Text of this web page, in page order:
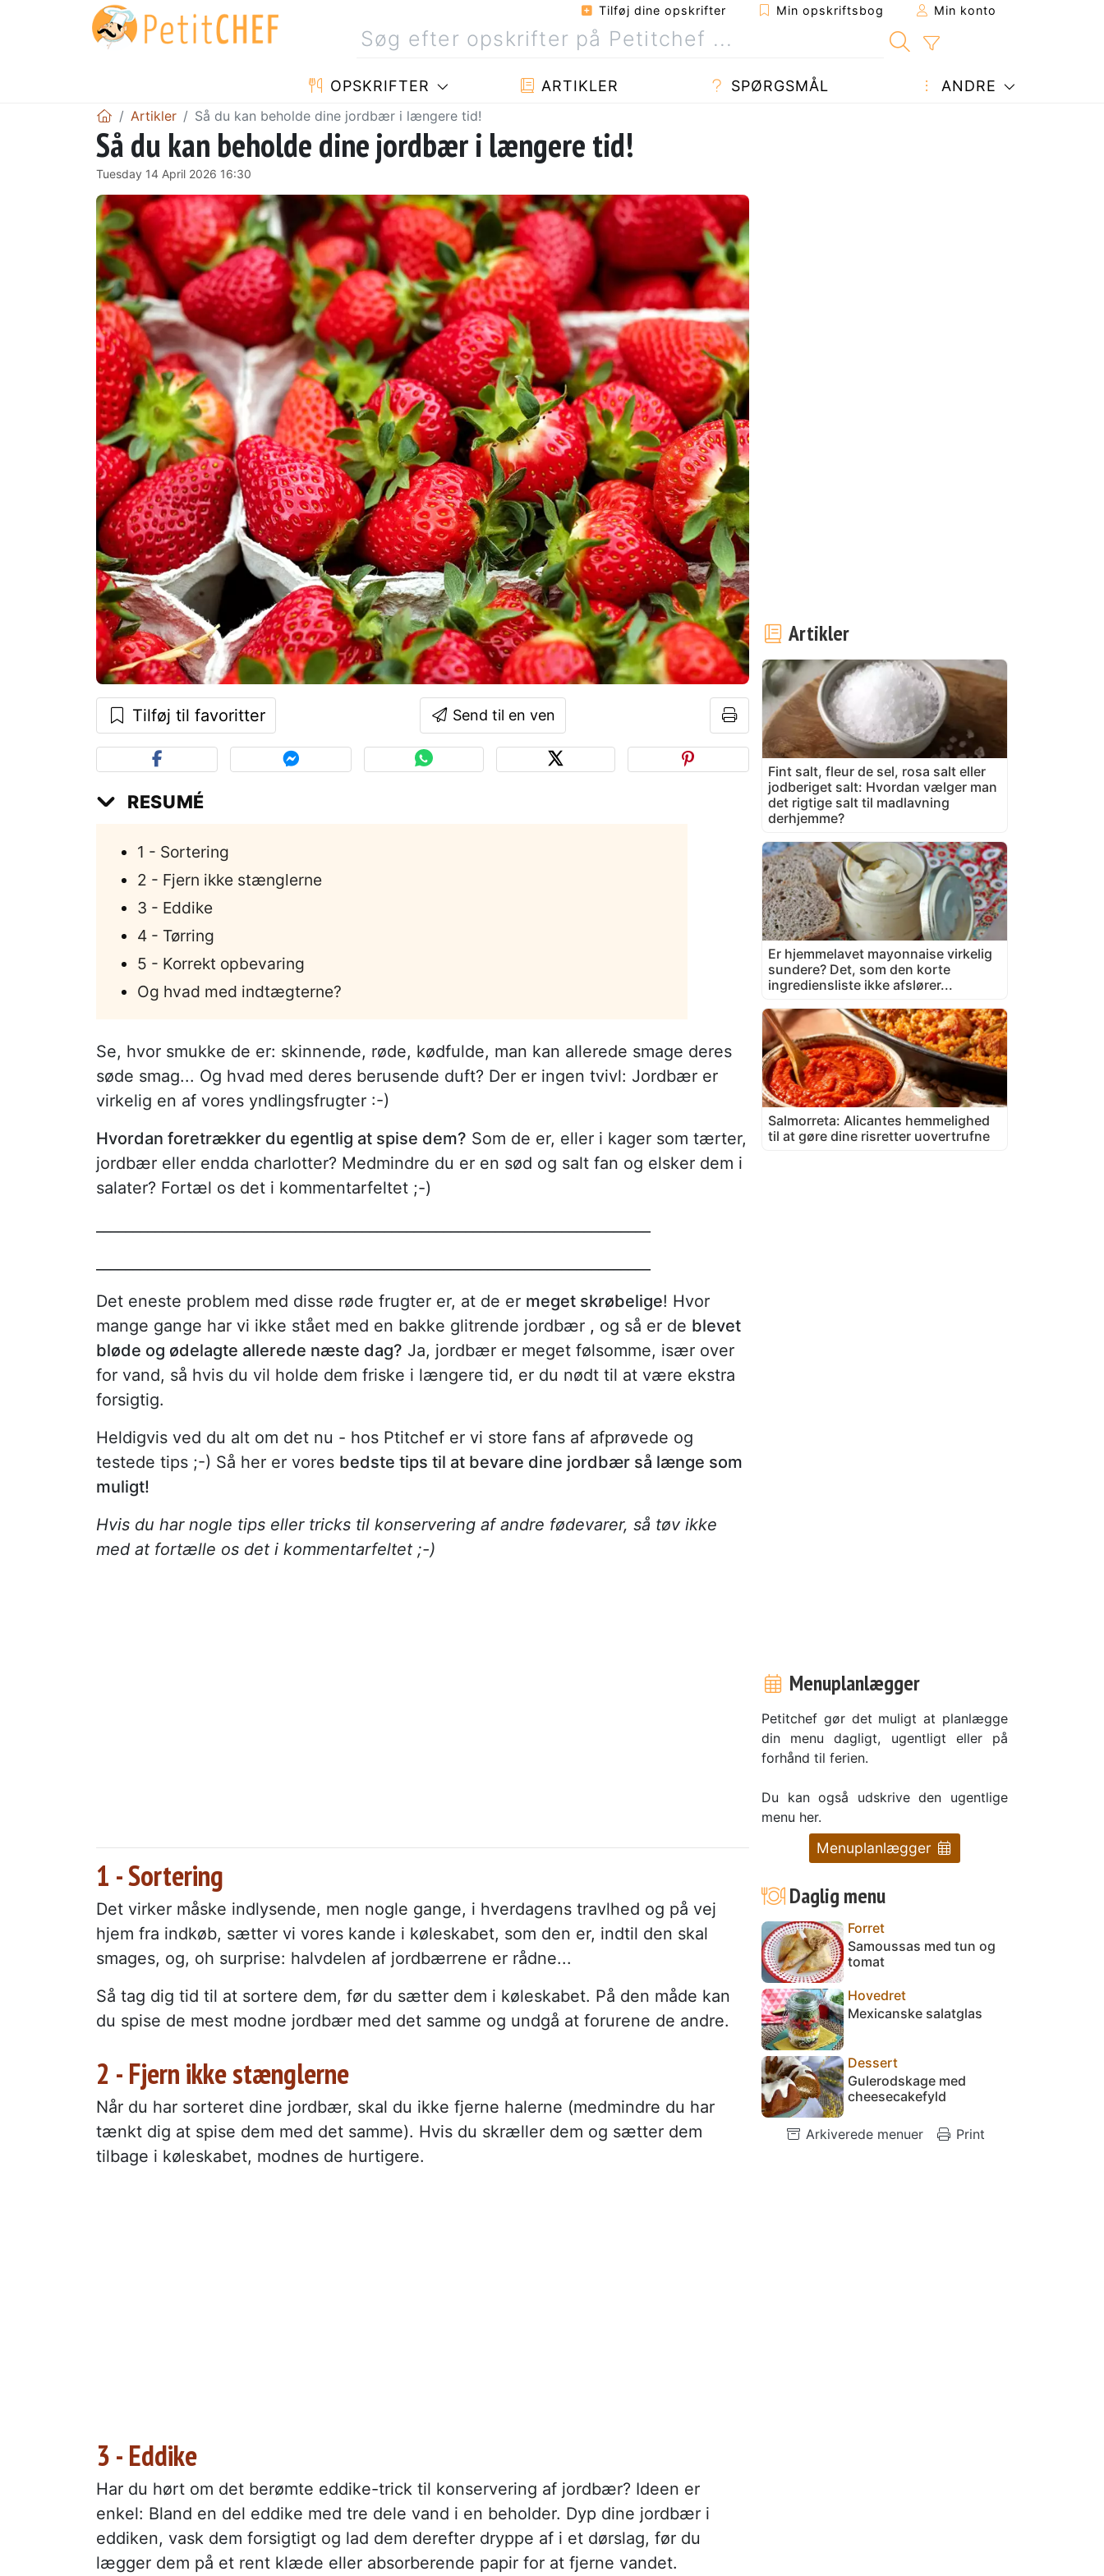
Tilføj dine opskrifter Min opskriftsbog Min konto
OPSKRIFTER ARTIKLER SPØRGSMÅL ANDRE
Artikler Så du kan beholde dine jordbær i længere tid!
Så du kan beholde dine jordbær i længere tid!
Tuesday 14 April 2026 16:30
Tilføj til favoritter Send til en ven
RESUMÉ
1 - Sortering
2 - Fjern ikke stænglerne
3 - Eddike
4 - Tørring
5 - Korrekt opbevaring
Og hvad med indtægterne?
Se, hvor smukke de er: skinnende, røde, kødfulde, man kan allerede smage deres
søde smag... Og hvad med deres berusende duft? Der er ingen tvivl: Jordbær er
virkelig en af vores yndlingsfrugter :-)
Hvordan foretrækker du egentlig at spise dem? Som de er, eller i kager som tærter,
jordbær eller endda charlotter? Medmindre du er en sød og salt fan og elsker dem i
salater? Fortæl os det i kommentarfeltet ;-)
Det eneste problem med disse røde frugter er, at de er meget skrøbelige! Hvor
mange gange har vi ikke stået med en bakke glitrende jordbær , og så er de blevet
bløde og ødelagte allerede næste dag? Ja, jordbær er meget følsomme, især over
for vand, så hvis du vil holde dem friske i længere tid, er du nødt til at være ekstra
forsigtig.
Heldigvis ved du alt om det nu - hos Ptitchef er vi store fans af afprøvede og
testede tips ;-) Så her er vores bedste tips til at bevare dine jordbær så længe som
muligt!
Hvis du har nogle tips eller tricks til konservering af andre fødevarer, så tøv ikke
med at fortælle os det i kommentarfeltet ;-)
1 - Sortering
Det virker måske indlysende, men nogle gange, i hverdagens travlhed og på vej
hjem fra indkøb, sætter vi vores kande i køleskabet, som den er, indtil den skal
smages, og, oh surprise: halvdelen af jordbærrene er rådne...
Så tag dig tid til at sortere dem, før du sætter dem i køleskabet. På den måde kan
du spise de mest modne jordbær med det samme og undgå at forurene de andre.
2 - Fjern ikke stænglerne
Når du har sorteret dine jordbær, skal du ikke fjerne halerne (medmindre du har
tænkt dig at spise dem med det samme). Hvis du skræller dem og sætter dem
tilbage i køleskabet, modnes de hurtigere.
3 - Eddike
Har du hørt om det berømte eddike-trick til konservering af jordbær? Ideen er
enkel: Bland en del eddike med tre dele vand i en beholder. Dyp dine jordbær i
eddiken, vask dem forsigtigt og lad dem derefter dryppe af i et dørslag, før du
lægger dem på et rent klæde eller absorberende papir for at fjerne vandet.
Artikler
Fint salt, fleur de sel, rosa salt eller
jodberiget salt: Hvordan vælger man
det rigtige salt til madlavning
derhjemme?
Er hjemmelavet mayonnaise virkelig
sundere? Det, som den korte
ingrediensliste ikke afslører...
Salmorreta: Alicantes hemmelighed
til at gøre dine risretter uovertrufne
Menuplanlægger
Petitchef gør det muligt at planlægge
din menu dagligt, ugentligt eller på
forhånd til ferien.
Du kan også udskrive den ugentlige
menu her.
Menuplanlægger
Daglig menu
Forret
Samoussas med tun og
tomat
Hovedret
Mexicanske salatglas
Dessert
Gulerodskage med
cheesecakefyld
Arkiverede menuer Print